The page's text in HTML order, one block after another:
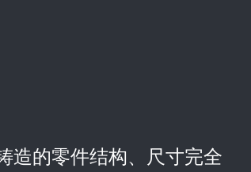
造的零件结构、尺寸完全